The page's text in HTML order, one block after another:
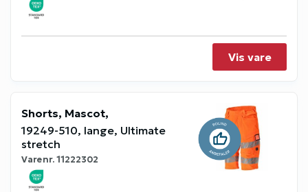
Vis vare
Shorts, Mascot,
19249-510, lange, Ultimate
stretch
Varenr.11222302